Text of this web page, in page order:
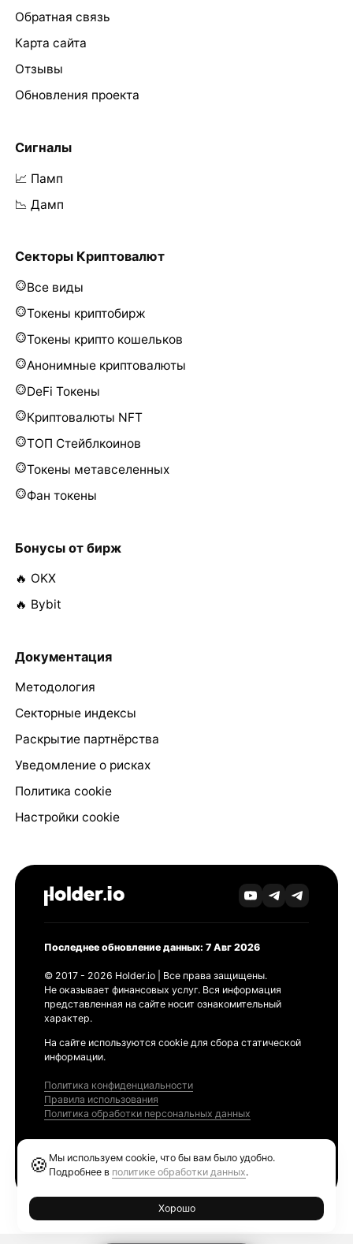
Обратная связь
Карта сайта
Отзывы
Обновления проекта
Сигналы
📈 Памп
📉 Дамп
Секторы Криптовалют
Все виды
Токены криптобирж
Токены крипто кошельков
Анонимные криптовалюты
DeFi Токены
Криптовалюты NFT
ТОП Стейблкоинов
Токены метавселенных
Фан токены
Бонусы от бирж
🔥 OKX
🔥 Bybit
Документация
Методология
Секторные индексы
Раскрытие партнёрства
Уведомление о рисках
Политика cookie
Настройки cookie
Последнее обновление данных: 7 Авг 2026
© 2017 - 2026 Holder.io | Все права защищены.
Не оказывает финансовых услуг. Вся информация
представленная на сайте носит ознакомительный
характер.
На сайте используются cookie для сбора статической
информации.
Политика конфиденциальности
Правила использования
Политика обработки персональных данных
🍪 Мы используем cookie, что бы вам было удобно.
Подробнее в политике обработки данных.
Хорошо
Ethereum GAS Tracker